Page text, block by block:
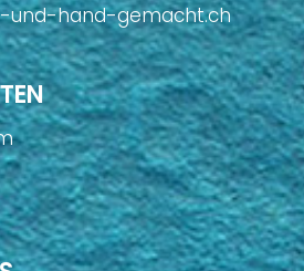
und-hand-gemacht.ch